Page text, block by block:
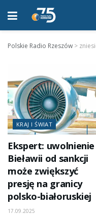
Polskie Radio Rzeszów >
KRAJ I ŚWIAT
Ekspert: uwolnienie
Bieławii od sankcji
może zwiększyć
presję na granicy
polsko-białoruskiej
17.09.2025